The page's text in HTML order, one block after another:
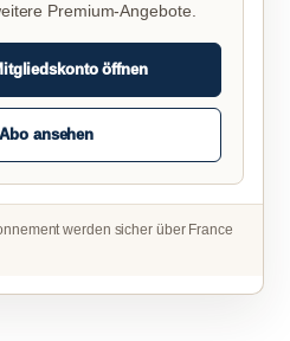
Premium-Angebote.
öffnen
ansehen
werden sicher über France